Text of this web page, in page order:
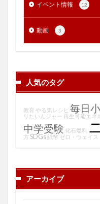
イベント情報 12
動画 3
人気のタグ
教育 やる気レシピ 毎日
りたいんジャー 再生可能エネ
中学受験 化石燃料
方 SDGs紙幣 ゼロ・ウェイス
アーカイブ